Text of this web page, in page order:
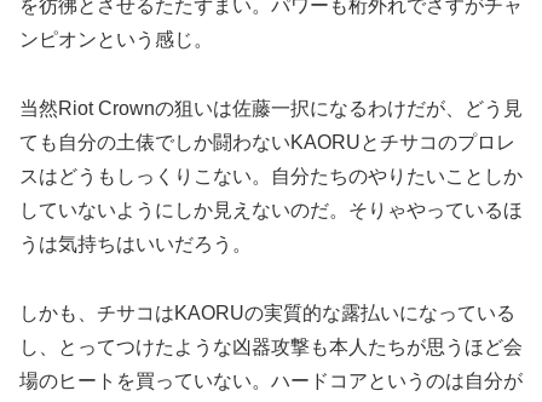
を彷彿とさせるたたずまい。パワーも桁外れでさすがチャ
ンピオンという感じ。
当然Riot Crownの狙いは佐藤一択になるわけだが、どう見
ても自分の土俵でしか闘わないKAORUとチサコのプロレ
スはどうもしっくりこない。自分たちのやりたいことしか
していないようにしか見えないのだ。そりゃやっているほ
うは気持ちはいいだろう。
しかも、チサコはKAORUの実質的な露払いになっている
し、とってつけたような凶器攻撃も本人たちが思うほど会
場のヒートを買っていない。ハードコアというのは自分が